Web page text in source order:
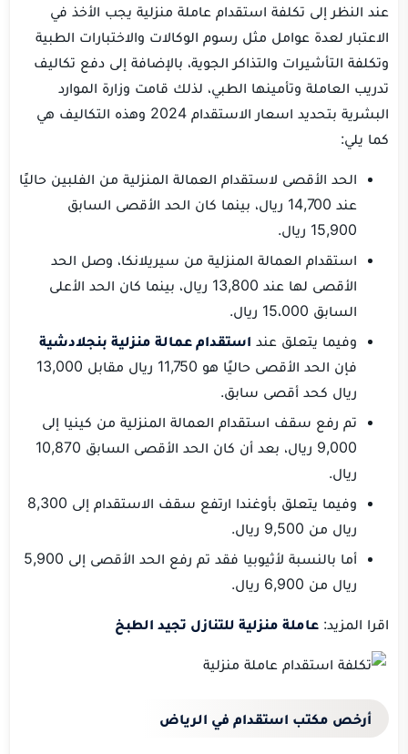
عند النظر إلى تكلفة استقدام عاملة منزلية يجب الأخذ في
الاعتبار لعدة عوامل مثل رسوم الوكالات والاختبارات الطبية
وتكلفة التأشيرات والتذاكر الجوية، بالإضافة إلى دفع تكاليف
تدريب العاملة وتأمينها الطبي، لذلك قامت وزارة الموارد
البشرية بتحديد اسعار الاستقدام 2024
وهذه التكاليف هي
كما يلي:
الحد الأقصى لاستقدام العمالة المنزلية من الفلبين حاليًا
عند 14,700 ريال، بينما كان الحد الأقصى السابق
15,900 ريال.
استقدام العمالة المنزلية من سيريلانكا، وصل الحد
الأقصى لها عند 13,800 ريال، بينما كان الحد الأعلى
السابق 15،000 ريال.
وفيما يتعلق عند استقدام عمالة منزلية بنجلادشية
فإن الحد الأقصى حاليًا هو 11,750 ريال مقابل 13,000
ريال كحد أقصى سابق.
تم رفع سقف استقدام العمالة المنزلية من كينيا إلى
9,000 ريال، بعد أن كان الحد الأقصى السابق 10,870
ريال.
وفيما يتعلق بأوغندا ارتفع سقف الاستقدام إلى 8,300
ريال من 9,500 ريال.
أما بالنسبة لأثيوبيا فقد تم رفع الحد الأقصى إلى 5,900
ريال من 6,900 ريال.
اقرا المزيد: عاملة منزلية للتنازل تجيد الطبخ
أرخص مكتب استقدام في الرياض